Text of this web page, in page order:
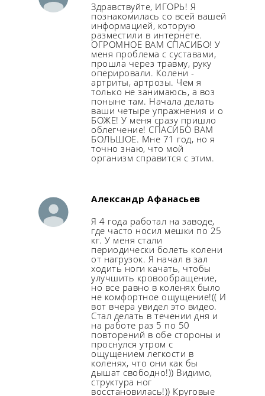
Здравствуйте, ИГОРЬ! Я
познакомилась со всей вашей
информацией, которую
разместили в интернете.
ОГРОМНОЕ ВАМ СПАСИБО! У
меня проблема с суставами,
прошла через травму, руку
оперировали. Колени -
артриты, артрозы. Чем я
только не занимаюсь, а воз
поныне там. Начала делать
ваши четыре упражнения и о
БОЖЕ! У меня сразу пришло
облегчение! СПАСИБО ВАМ
БОЛЬШОЕ. Мне 71 год, но я
точно знаю, что мой
организм справится с этим.
Александр Афанасьев
Я 4 года работал на заводе,
где часто носил мешки по 25
кг. У меня стали
периодически болеть колени
от нагрузок. Я начал в зал
ходить ноги качать, чтобы
улучшить кровообращение,
но все равно в коленях было
не комфортное ощущение!(( И
вот вчера увидел это видео.
Стал делать в течении дня и
на работе раз 5 по 50
повторений в обе стороны и
проснулся утром с
ощущением легкости в
коленях, что они как бы
дышат свободно!)) Видимо,
структура ног
восстановилась!)) Круговые